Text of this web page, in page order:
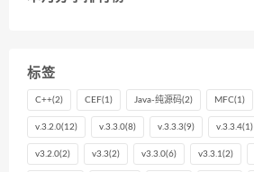
标签
C++(2) CEF(1) Java-纯源码(2) MFC(1)
v.3.2.0(12) v.3.3.0(8) v.3.3.3(9) v.3.3.4(1)
v3.2.0(2) v3.3(2) v3.3.0(6) v3.3.1 (2)